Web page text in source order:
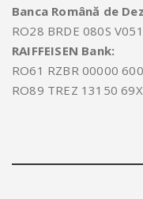
Banca Română de
RO28 BRDE 080S
RAIFFEISEN Bank:
RO61 RZBR 00000
RO89 TREZ 13150